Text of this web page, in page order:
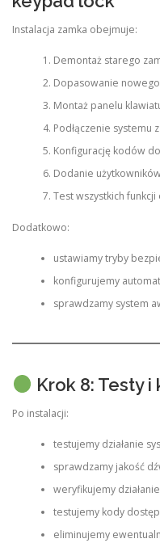
Instalacja zamka obejmuje:
Demontaż starego
Dopasowanie
Montaż panelu
Podłączenie systemu
Konfigurację kodów
Dodanie
Test wszystkich
Dodatkowo:
ustawiamy tryby
konfigurujemy
sprawdzamy system
Krok 8: Testy
Po instalacji:
testujemy działanie
sprawdzamy jakość
weryfikujemy
testujemy kody
eliminujemy